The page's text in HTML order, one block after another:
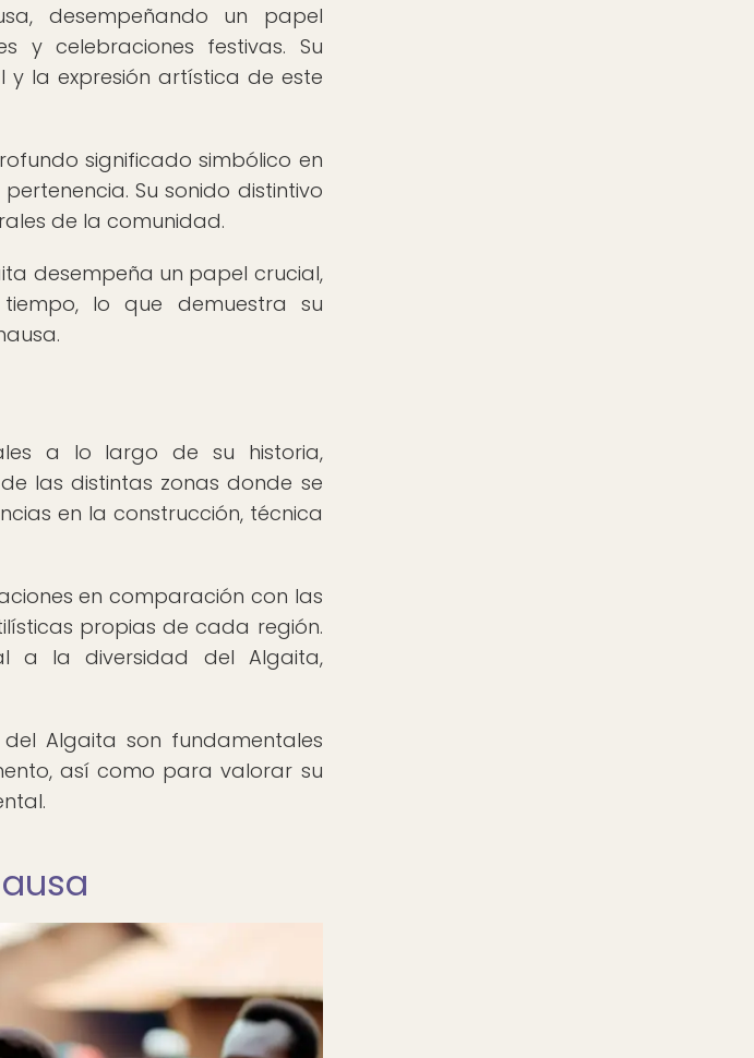
desempeñando un papel
y celebraciones festivas. Su
la expresión artística de este
significado simbólico en
Su sonido distintivo
de la comunidad.
desempeña un papel crucial,
lo que demuestra su
a lo largo de su historia,
las distintas zonas donde se
en la construcción, técnica
en comparación con las
propias de cada región.
a la diversidad del Algaita,
Algaita son fundamentales
así como para valorar su